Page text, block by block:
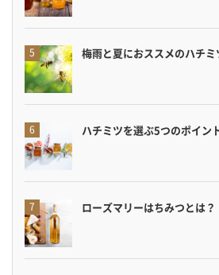
梅雨と夏におススメのハチミ
ハチミツを選ぶ5つのポイン
ローズマリーはちみつとは？